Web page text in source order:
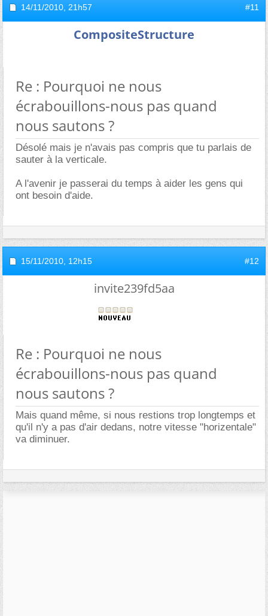
14/11/2010, 21h57 #11
CompositeStructure
Re : Pourquoi ne nous
écrabouillons-nous pas quand
nous sautons ?
Désolé mais je n'avais pas compris que tu parlais de
sauter à la verticale.
A l'avenir je passerai du temps à aider les gens qui
ont besoin d'aide.
15/11/2010, 12h15 #12
invite239fd5aa
Re : Pourquoi ne nous
écrabouillons-nous pas quand
nous sautons ?
Mais quand même, si nous restions trop longtemps et
qu'il n'y a pas d'air dedans, notre vitesse "horizentale"
va diminuer.